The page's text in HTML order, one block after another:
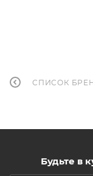
СПИСОК
Будьте в